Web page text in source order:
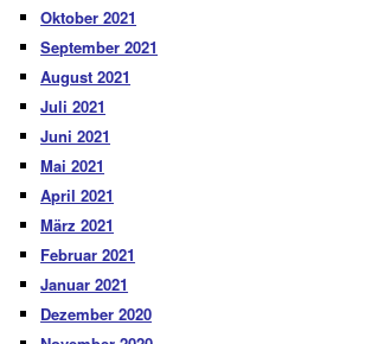
Oktober 2021
September 2021
August 2021
Juli 2021
Juni 2021
Mai 2021
April 2021
März 2021
Februar 2021
Januar 2021
Dezember 2020